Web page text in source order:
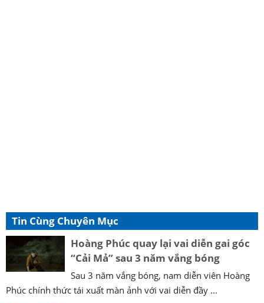
Tin Cùng Chuyên Mục
Hoàng Phúc quay lại vai diễn gai góc
“Cải Mả” sau 3 năm vắng bóng
Sau 3 năm vắng bóng, nam diễn viên Hoàng
Phúc chính thức tái xuất màn ảnh với vai diễn đầy ...